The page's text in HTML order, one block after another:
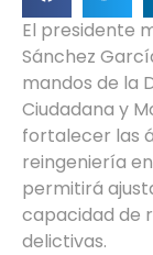
El presidente
Sánchez
mandos de la
Ciudadana y
fortalecer las
reingeniería
permitirá
capacidad de
delictivas.